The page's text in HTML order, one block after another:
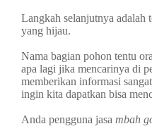
Langkah selanjutnya adalah
yang hijau.
Nama bagian pohon tentu
apa lagi jika mencarinya di
memberikan informasi
ingin kita dapatkan bisa
Anda pengguna jasa mbah